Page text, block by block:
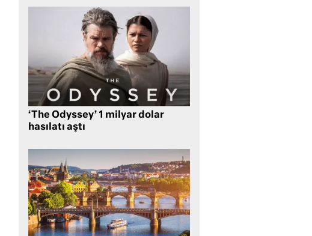
‘The Odyssey’ 1 milyar dolar
hasılatı aştı